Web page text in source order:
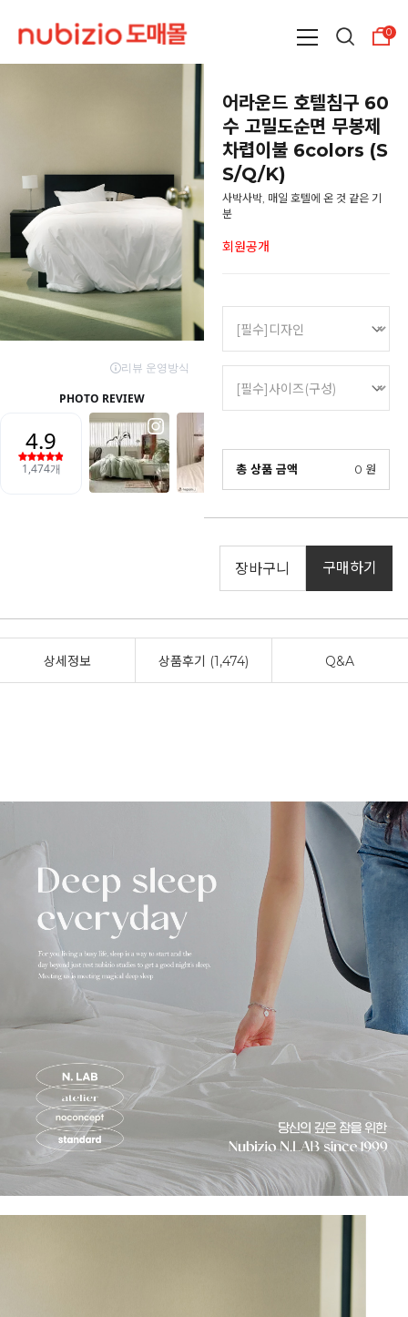
0
어라운드 호텔침구 60
수 고밀도순면 무봉제
차렵이불 6colors (S
S/Q/K)
사박사박, 매일 호텔에 온 것 같은 기
분
회원공개
총 상품 금액 0 원
장바구니 구매하기
상세정보 상품후기 (1,474) Q&A